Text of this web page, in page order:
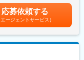
心だ」と思って頂く事を
配送
ステム入力
与：年2回（年4.7ヶ月分
も目安の金額であり、選
月給(月額)は固定手当を含
応募依頼する
エージェントサービス）